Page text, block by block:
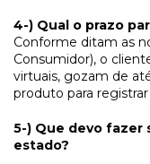
4-) Qual o prazo
Conforme ditam as
Consumidor), o
virtuais, gozam de
produto para
5-) Que devo fazer
estado?